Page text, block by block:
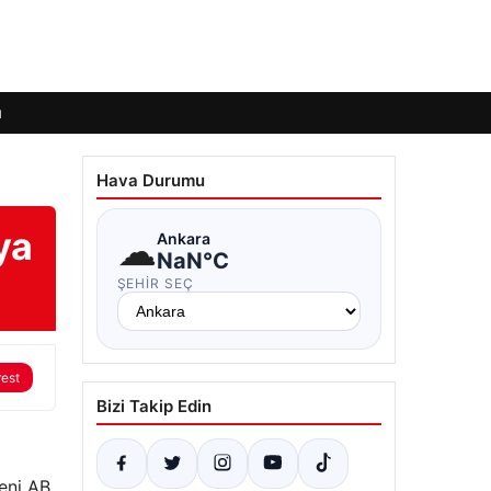
AB
Hava Durumu
☁Ankara
NaN°C
ŞEHIR SEÇ
Bizi Takip Edin